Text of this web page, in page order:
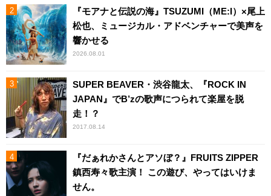
『モアナと伝説の海』TSUZUMI（ME:I）×尾上
松也、ミュージカル・アドベンチャーで美声を
響かせる
2026.08.01
SUPER BEAVER・渋谷龍太、『ROCK IN
JAPAN』でB’zの歌声につられて楽屋を脱
走！？
2017.08.14
『だぁれかさんとアソぼ？』FRUITS ZIPPER
鎮西寿々歌主演！ この遊び、やってはいけま
せん。